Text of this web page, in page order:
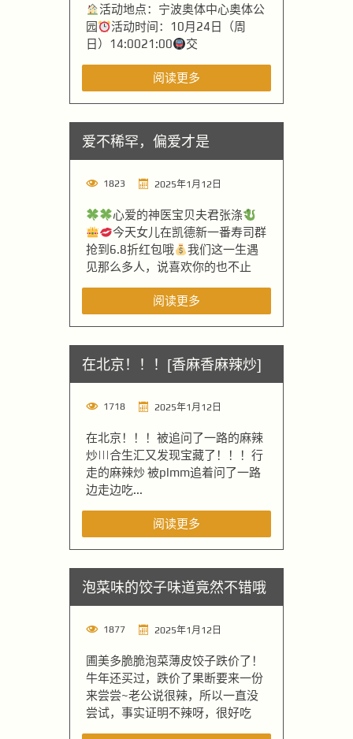
活动地点：宁波奥体中心奥体公
园
活动时间：10月24日（周
日）14:0021:00
交
阅读更多
爱不稀罕，偏爱才是
1823 2025年1月12日
心爱的神医宝贝夫君张涤
今天女儿在凯德新一番寿司群
抢到6.8折红包哦
我们这一生遇
见那么多人，说喜欢你的也不止
阅读更多
在北京！！！[香麻香麻辣炒]
1718 2025年1月12日
在北京！！！被追问了一路的麻辣
炒|||合生汇又发现宝藏了！！！行
走的麻辣炒 被plmm追着问了一路
边走边吃...
阅读更多
泡菜味的饺子味道竟然不错哦
1877 2025年1月12日
圃美多脆脆泡菜薄皮饺子跌价了！
牛年还买过，跌价了果断要来一份
来尝尝~老公说很辣，所以一直没
尝试，事实证明不辣呀，很好吃